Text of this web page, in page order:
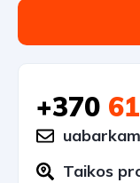
+370
Taikos